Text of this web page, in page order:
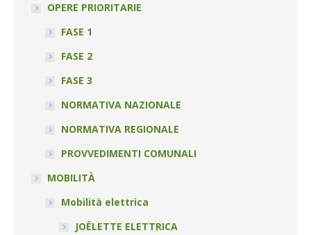
OPERE PRIORITARIE
FASE 1
FASE 2
FASE 3
NORMATIVA NAZIONALE
NORMATIVA REGIONALE
PROVVEDIMENTI COMUNALI
MOBILITÀ
Mobilità elettrica
JOËLETTE ELETTRICA